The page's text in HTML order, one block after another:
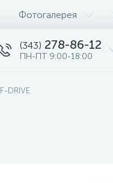
Фотогалерея
(343) 278-86-12
ПН-ПТ 9:00-18:00
F-DRIVE